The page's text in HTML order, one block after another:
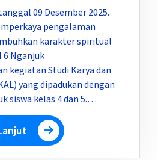
09 Desember 2025.
pengalaman
karakter spiritual
6 Nganjuk
kegiatan Studi Karya dan
yang dipadukan dengan
siswa kelas 4 dan 5.…